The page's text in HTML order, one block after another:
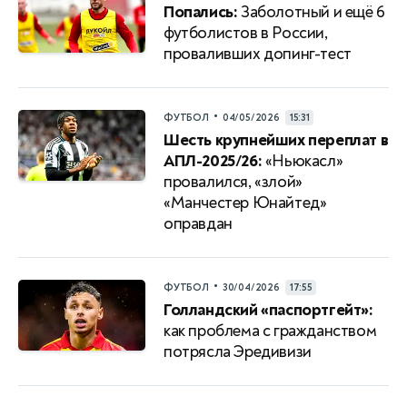
Попались:Заболотный и ещё 6
футболистов в России,
проваливших допинг-тест
ФУТБОЛ • 04/05/2026 15:31
Шесть крупнейших переплат в
АПЛ-2025/26:«Ньюкасл»
провалился, «злой»
«Манчестер Юнайтед»
оправдан
ФУТБОЛ • 30/04/2026 17:55
Голландский «паспортгейт»:
как проблема с гражданством
потрясла Эредивизи